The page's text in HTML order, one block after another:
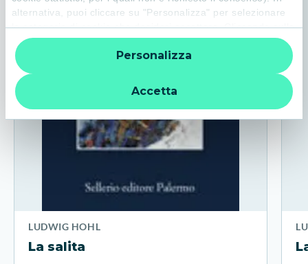
alternativa, puoi cliccare su "Personalizza" per selezionare
le categorie di cookie che desideri accettare. Cliccando sulla
“X” le impostazioni predefinite vengono lasciate invariate e
quindi la navigazione può continuare senza cookie o altri
strumenti di tracciamento diversi da quelli tecnici. Per
ulteriori informazioni:
informativa privacy
Accetta
Personalizza
LUDWIG HOHL
La salita